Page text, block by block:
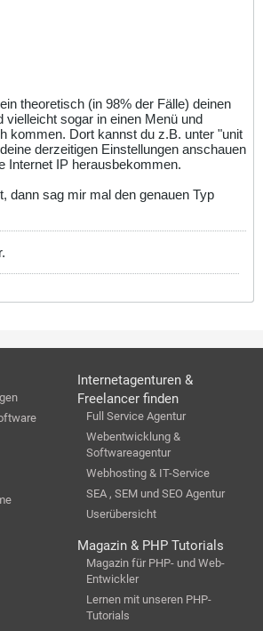
theoretisch (in 98% der Fälle) deinen
vielleicht sogar in einen Menü und
kommen. Dort kannst du z.B. unter "unit
derzeitigen Einstellungen anschauen
Internet IP herausbekommen.
dann sag mir mal den genauen Typ
Internetagenturen &
Freelancer finden
Full Service Agentur
Webentwicklung &
Softwareagentur
Webhosting & IT-Service
SEA , SEM und SEO Agentur
Userübersicht
Magazin & PHP Tutorials
Magazin für PHP- und Web-
Entwickler
Lernen mit unseren PHP-
Tutorials